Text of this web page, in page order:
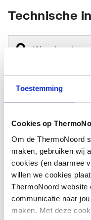
Toestemming
Cookies op
Om de ThermoNoord
maken, gebruiken wij
cookies (en daarmee
willen we cookies
ThermoNoord website
communicatie naar
maken. Met deze
Technische
Type
Toebehoren
Onderdeel